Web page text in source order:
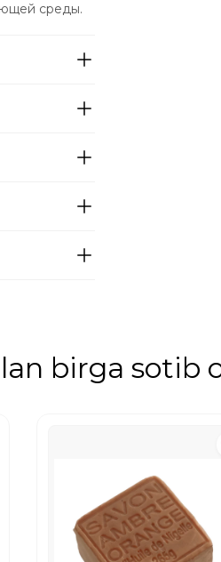
среды.
birga sotib